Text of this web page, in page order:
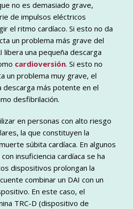
no es demasiado grave,
de impulsos eléctricos
el ritmo cardíaco. Si esto no da
un problema más grave del
libera una pequeña descarga
cardioversión. Si esto no
un problema muy grave, el
descarga más potente en el
desfibrilación.
en personas con alto riesgo
la que constituyen la
súbita cardíaca. En algunos
insuficiencia cardíaca se ha
dispositivos prolongan la
combinar un DAI con un
En este caso, el
TRC-D (dispositivo de